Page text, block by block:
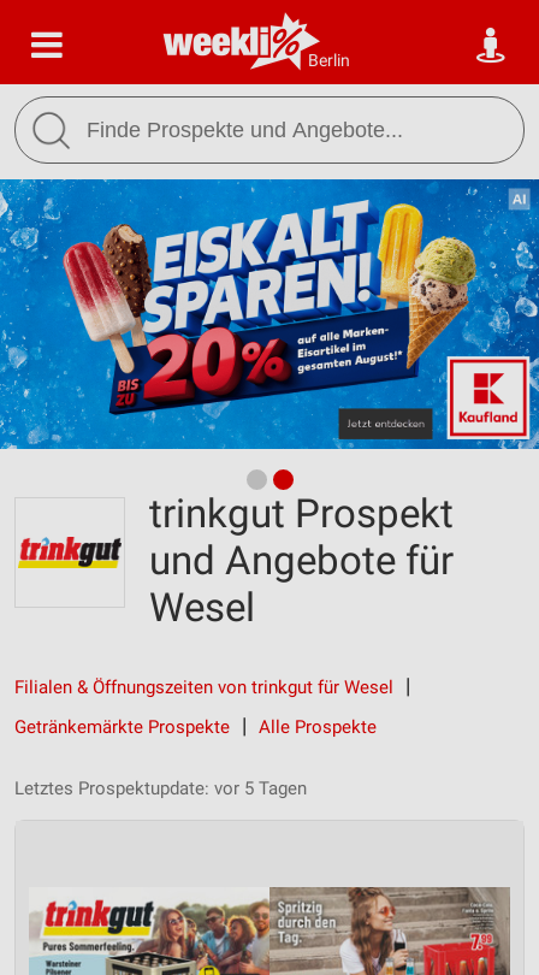
Berlin
trinkgut Prospekt
und Angebote für
Wesel
Filialen & Öffnungszeiten von trinkgut für Wesel
Getränkemärkte Prospekte
Alle Prospekte
Letztes Prospektupdate: vor 5 Tagen